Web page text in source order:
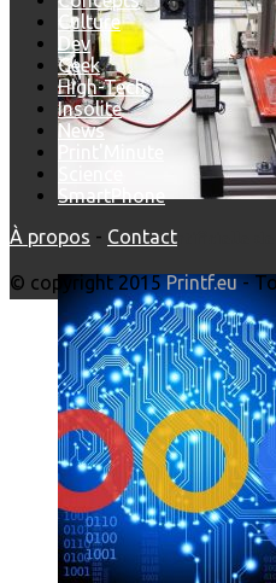
L’intelligence artificielle
Culture
Dev
Geek
High-Tech
Insolite
News
SmartPhone
À propos - Contact
© copyright 2015Printf.eu-